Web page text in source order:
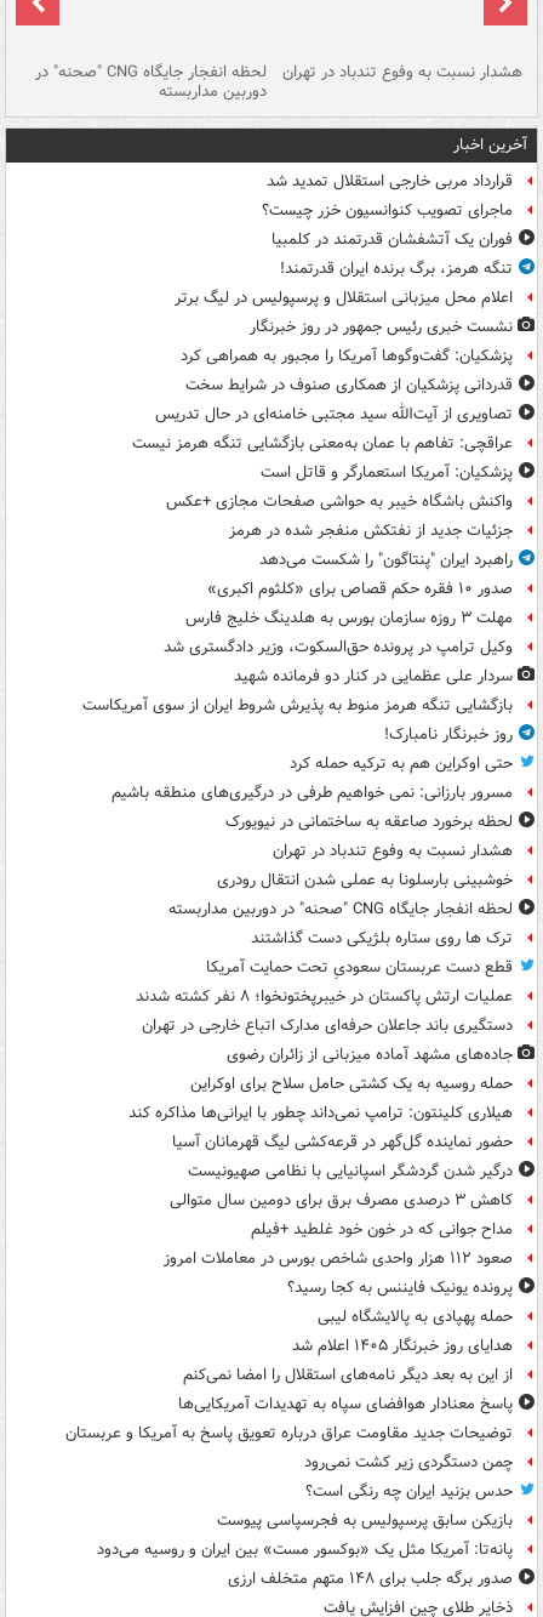
هشدار نسبت به وفوع تندباد در تهران لحظه انفجار جایگاه CNG "صحنه" در
دوربین مداربسته
آخرین اخبار
قرارداد مربی خارجی استقلال تمدید شد
ماجرای تصویب کنوانسیون خزر چیست؟
فوران یک آتشفشان قدرتمند در کلمبیا
تنگه هرمز، برگ برنده ایران قدرتمند!
اعلام محل میزبانی استقلال و پرسپولیس در لیگ برتر
نشست خبری رئیس جمهور در روز خبرنگار
پزشکیان: گفت‌وگوها آمریکا را مجبور به همراهی کرد
قدردانی پزشکیان از همکاری صنوف در شرایط سخت
تصاویری از آیت‌الله سید مجتبی خامنه‌ای در حال تدریس
عراقچی: تفاهم با عمان به‌معنی بازگشایی تنگه هرمز نیست
پزشکیان: آمریکا استعمارگر و قاتل است
واکنش باشگاه خیبر به حواشی صفحات مجازی +عکس
جزئیات جدید از نفتکش منفجر شده در هرمز
راهبرد ایران "پنتاگون" را شکست می‌دهد
صدور ۱۰ فقره حکم قصاص برای «کلثوم اکبری»
مهلت ۳ روزه سازمان بورس به هلدینگ خلیج فارس
وکیل ترامپ در پرونده حق‌السکوت، وزیر دادگستری شد
سردار علی عظمایی در کنار دو فرمانده شهید
بازگشایی تنگه هرمز منوط به پذیرش شروط ایران از سوی آمریکاست
روز خبرنگار نامبارک!
حتی اوکراین هم به ترکیه حمله کرد
مسرور بارزانی: نمی خواهیم طرفی در درگیری‌های منطقه باشیم
لحظه برخورد صاعقه به ساختمانی در نیویورک
هشدار نسبت به وفوع تندباد در تهران
خوشبینی بارسلونا به عملی شدن انتقال رودری
لحظه انفجار جایگاه CNG "صحنه" در دوربین مداربسته
ترک ها روی ستاره بلژیکی دست گذاشتند
قطع دست عربستان سعودیِ تحت حمایت آمریکا
عملیات ارتش پاکستان در خیبرپختونخوا؛ ۸ نفر کشته شدند
دستگیری باند جاعلان حرفه‌ای مدارک اتباع خارجی در تهران
جاده‌های مشهد آماده میزبانی از زائران رضوی
حمله روسیه به یک کشتی حامل سلاح برای اوکراین
هیلاری کلینتون: ترامپ نمی‌داند چطور با ایرانی‌ها مذاکره کند
حضور نماینده گل‌گهر در قرعه‌کشی لیگ قهرمانان آسیا
درگیر شدن گردشگر اسپانیایی با نظامی صهیونیست
کاهش ۳ درصدی مصرف برق برای دومین سال متوالی
مداح جوانی که در خون خود غلطید +فیلم
صعود ۱۱۲ هزار واحدی شاخص بورس در معاملات امروز
پرونده یونیک فایننس به کجا رسید؟
حمله پهپادی به پالایشگاه لیبی
هدایای روز خبرنگار ۱۴۰۵ اعلام شد
از این به بعد دیگر نامه‌های استقلال را امضا نمی‌کنم
پاسخ معنادار هوافضای سپاه به تهدیدات آمریکایی‌ها
توضیحات جدید مقاومت عراق درباره تعویق پاسخ به آمریکا و عربستان
چمن دستگردی زیر کشت نمی‌رود
حدس بزنید ایران چه رنگی است؟
بازیکن سابق پرسپولیس به فجرسپاسی پیوست
پانه‌تا: آمریکا مثل یک «بوکسور مست» بین ایران و روسیه می‌دود
صدور برگه جلب برای ۱۴۸ متهم متخلف ارزی
ذخایر طلای چین افزایش یافت